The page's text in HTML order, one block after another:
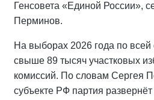
Генсовета «Единой России»,
Перминов.
На выборах 2026 года по всей
свыше 89 тысяч участковых
комиссий. По словам Сергея
субъекте РФ партия